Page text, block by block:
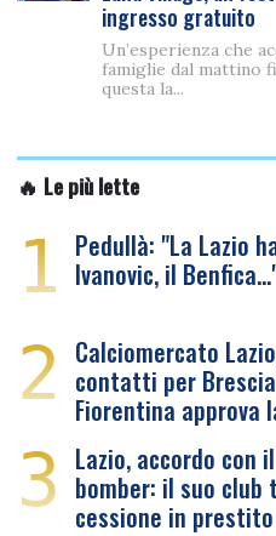
ingresso gratuito
Un’esperienza che
famiglie dal mattino
questa la...
🔥 Le più lette
1 Pedullà: "La Lazio
Ivanovic, il
2 Calciomercato
contatti per
Fiorentina approva
3 Lazio, accordo con
bomber: il suo
cessione in